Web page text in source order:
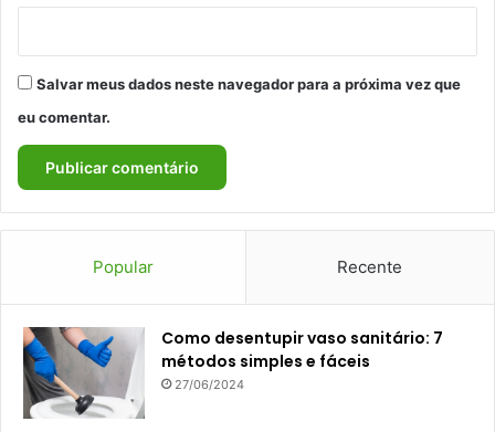
Salvar meus dados neste navegador para a próxima vez que
eu comentar.
Popular Recente
Como desentupir vaso sanitário: 7
métodos simples e fáceis
27/06/2024